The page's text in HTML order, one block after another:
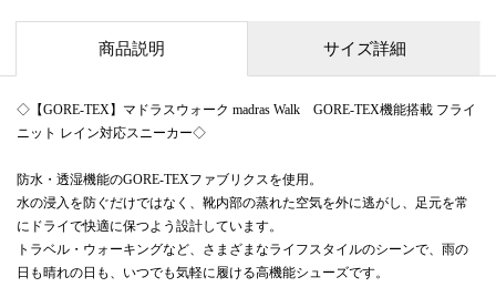
商品説明 サイズ詳細
◇【GORE-TEX】マドラスウォーク madras Walk GORE-TEX機能搭載 フライ
ニット レイン対応スニーカー◇
防水・透湿機能のGORE-TEXファブリクスを使用。
水の浸入を防ぐだけではなく、靴内部の蒸れた空気を外に逃がし、足元を常
にドライで快適に保つよう設計しています。
トラベル・ウォーキングなど、さまざまなライフスタイルのシーンで、雨の
日も晴れの日も、いつでも気軽に履ける高機能シューズです。